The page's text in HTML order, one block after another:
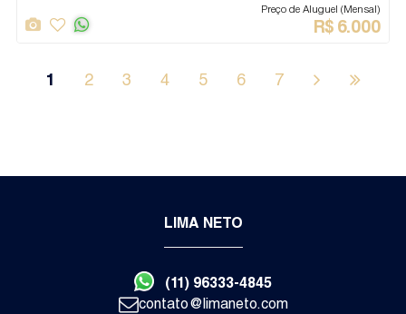
Apartamento
1 2 3 4 5 6 7
LIMA NETO
(11) 96333-4845
contato@limaneto.com